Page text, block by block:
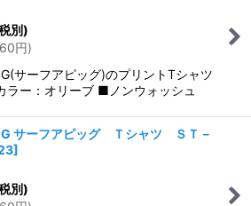
別)
円)
サーフアピッグ)のプリントTシャツ
ラー：オリーブ ■ノンウォッシュ
サーフアピッグ Ｔシャツ ＳＴ－
]
別)